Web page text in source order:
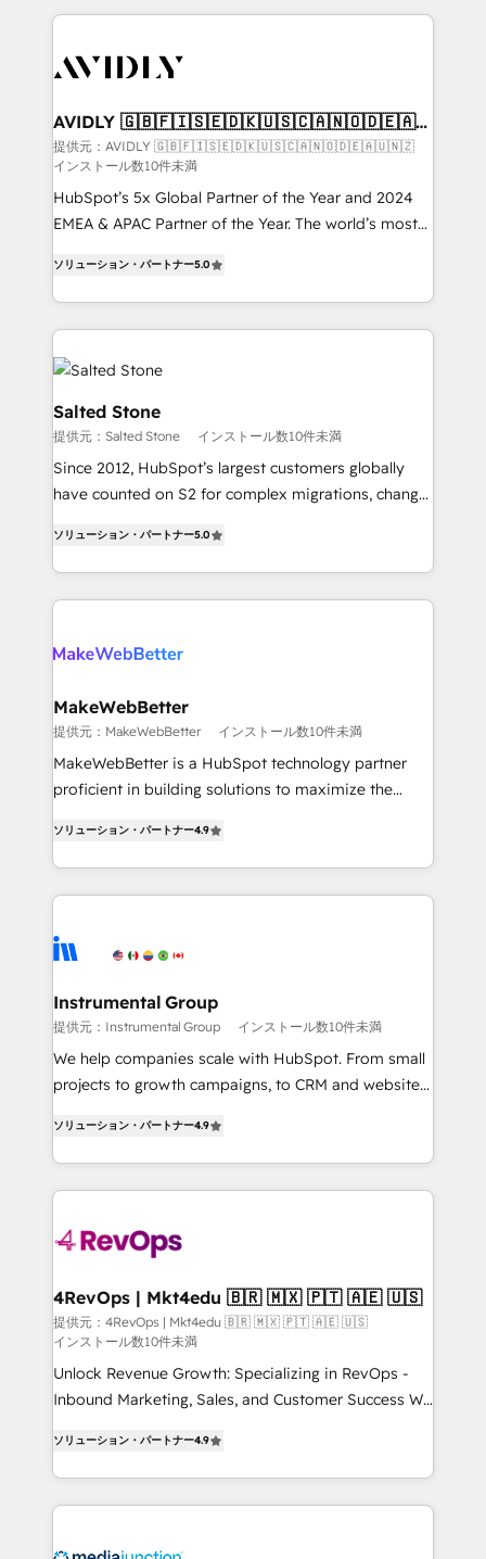
digital agency and an integrator. With over 115
CRM and webdesign (We focus on EMEA - USA
AVIDLY 🇬🇧🇫🇮🇸🇪🇩🇰🇺🇸🇨🇦🇳🇴🇩🇪🇦🇺
🇳🇿
提供元：AVIDLY 🇬🇧🇫🇮🇸🇪🇩🇰🇺🇸🇨🇦🇳🇴🇩🇪🇦🇺🇳🇿
インストール数10件未満
HubSpot’s 5x Global Partner of the Year and 2024
EMEA & APAC Partner of the Year. The world’s most
Partner. 🚀 With 2,750+ HubSpot projects delivered
and 370+ specialists across EMEA, APAC and NAM,
we de-risk complex CRM programmes and
accelerate ROI across every HubSpot Hub. 🧭 From
multi-region migrations to AI-powered automation,
we turn complexity into clarity, human at global
scale. 🏆 HubSpot’s CEO called us “the partner of the
future.” Others agree it is proof of trust built through
measurable impact.
ソリューション・パートナー5.0
Salted Stone
提供元：Salted Stone インストール数10件未満
Since 2012, HubSpot’s largest customers globally
have counted on S2 for complex migrations, change
solutions that deliver measurable impact and
transform brand experiences As one of the few full-
service creative agencies in the HubSpot
winning design to build scalable, globally
marketing campaigns, & RevOps frameworks that
fuel long-term success We connect the entire
customer lifecycle through seamless integrations,
ensure long-term adoption with change-
and service to drive sustainable growth With 6 key
HubSpot accreditations and experience across
teams has worked with clients just like you Let’s
explore whether S2 is the partner you’ve been
ソリューション・パートナー5.0
MakeWebBetter
提供元：MakeWebBetter インストール数10件未満
MakeWebBetter is a HubSpot technology partner
proficient in building solutions to maximize the
growing tech-enabler & facilitator, MakeWebBetter,
hands you the blend of HubSpot expertise &
eminent solutions & integrations. Trust us to
Elite Partners with 10+ years of HubSpot experience
Premier Partner 2023 🌟5 HubSpot Accreditations 🌟
Won HubSpot Theme Challenge 2021 🌟INBOUND’19
HubSpot Rising Star Why us? Harnessing the full
potential of the powerful HubSpot CRM. ✔️A team of
HubSpot experience ✔️Flexible pricing models —
Hourly-fee (assigned one Dedicated HubSpot
requirement). ✔️Helped over 25,000+ customers so
far with our HubSpot solutions. ✔️Bespoke apps &
on-demand bundle services. Connect with us today!
ソリューション・パートナー4.9
Instrumental Group
提供元：Instrumental Group インストール数10件未満
We help companies scale with HubSpot. From small
projects to growth campaigns, to CRM and websites.
HubSpot and willing to work hand-in-hand with your
team to simplify the complex and build a better
experience for your team and customers.
ソリューション・パートナー4.9
4RevOps | Mkt4edu 🇧🇷 🇲🇽 🇵🇹 🇦🇪 🇺🇸
提供元：4RevOps | Mkt4edu 🇧🇷 🇲🇽 🇵🇹 🇦🇪 🇺🇸
インストール数10件未満
Unlock Revenue Growth: Specializing in RevOps -
Inbound Marketing, Sales, and Customer Success We
across industries through tailored marketing, sales,
and customer success strategies, utilizing RevOps
methodologies. As Latin America's largest HubSpot
ソリューション・パートナー4.9